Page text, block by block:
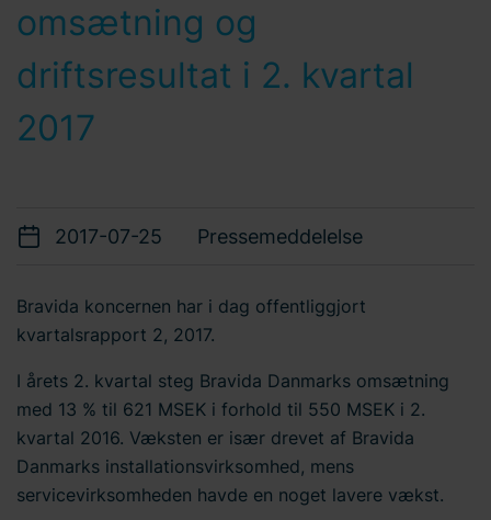
omsætning og
driftsresultat i 2. kvartal
2017
2017-07-25 Pressemeddelelse
Bravida koncernen har i dag offentliggjort
kvartalsrapport 2, 2017.
I årets 2. kvartal steg Bravida Danmarks omsætning
med 13 % til 621 MSEK i forhold til 550 MSEK i 2.
kvartal 2016. Væksten er især drevet af Bravida
Danmarks installationsvirksomhed, mens
servicevirksomheden havde en noget lavere vækst.